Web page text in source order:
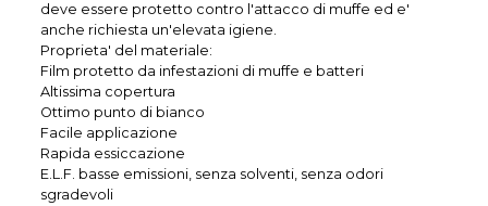
deve essere protetto contro l'attacco di muffe ed e'
anche richiesta un'elevata igiene.
Proprieta' del materiale:
Film protetto da infestazioni di muffe e batteri
Altissima copertura
Ottimo punto di bianco
Facile applicazione
Rapida essiccazione
E.L.F. basse emissioni, senza solventi, senza odori
sgradevoli